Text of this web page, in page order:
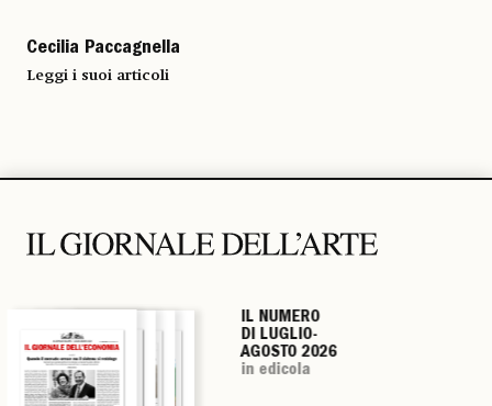
Cecilia Paccagnella
Leggi i suoi articoli
IL NUMERO
DI LUGLIO-
AGOSTO 2026
in edicola
IL NUMERO
DI LUGLIO-
AGOSTO 2026
in edicola
IL NUMERO
DI LUGLIO-
AGOSTO 2026
in edicola
IL NUMERO
DI LUGLIO-
AGOSTO 2026
in edicola